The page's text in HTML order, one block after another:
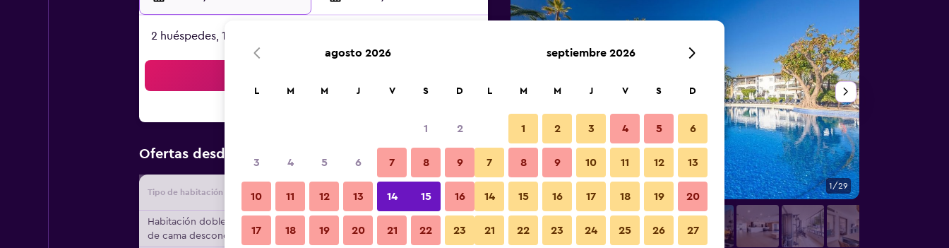
2 huéspedes, 1 habitación
Ofertas desde Oferta más barata de precio por noche
Tipo de habitación Proveedor Total noche
Habitación doble, tipo
de cama desconocido
$55 Ver oferta
Piscina 1/29
agosto 2026
L M M J V S D
1 2
3 4 5 6 7 8 9
10 11 12 13 14 15 16
17 18 19 20 21 22 23
septiembre 2026
L M M J V S D
1 2 3 4 5 6
7 8 9 10 11 12 13
14 15 16 17 18 19 20
21 22 23 24 25 26 27